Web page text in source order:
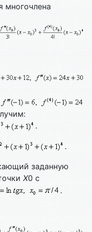
многочлена
.
.
заданную
X0 с
.